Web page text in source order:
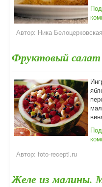
Автор: Ника Белоцерковская
Фруктовый салат
Автор: foto-recepti.ru
Желе из малины.